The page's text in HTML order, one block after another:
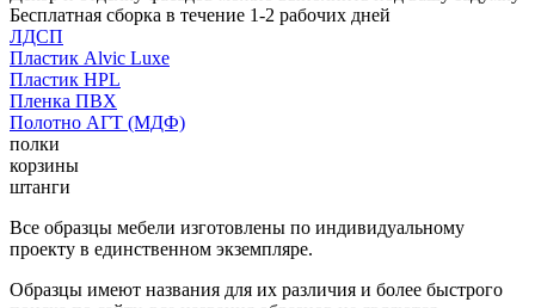
Бесплатная сборка в течение 1-2 рабочих дней
ЛДСП
Пластик Alvic Luxe
Пластик HPL
Пленка ПВХ
Полотно АГТ (МДФ)
полки
корзины
штанги
Все образцы мебели изготовлены по индивидуальному
проекту в единственном экземпляре.
Образцы имеют названия для их различия и более быстрого